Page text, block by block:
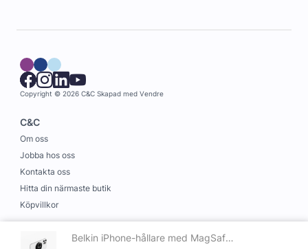
Belkin iPhone-hållare med MagSafe för Macbook Svart
Copyright © 2026 C&C Skapad med Vendre
C&C
Om oss
Jobba hos oss
Kontakta oss
Hitta din närmaste butik
Köpvillkor
Information